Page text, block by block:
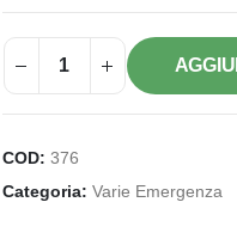
COD: 376
Categoria: Varie Emergenza